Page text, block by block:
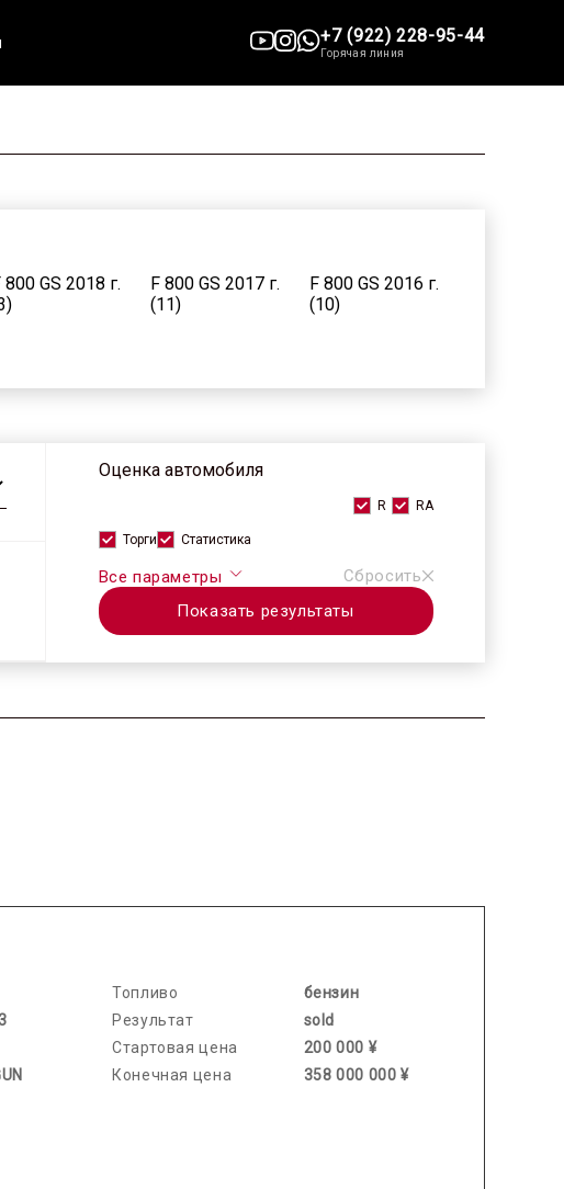
+7 (922) 228-95-44
Горячая линия
800 GS 2018 г.
F 800 GS 2017 г.
(11)
F 800 GS 2016 г.
(10)
Оценка автомобиля
R RA
Торги Статистика
Все параметры
Сбросить
Показать результаты
Топливо
бензин
Результат
sold
Стартовая цена
200 000 ¥
Конечная цена
358 000 000 ¥